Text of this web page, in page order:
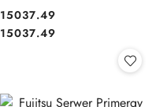
Cena:
15037.49
Cena:
15037.49